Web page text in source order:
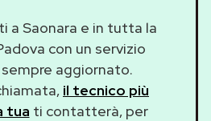
a Saonara e in tutta la
con un servizio
aggiornato.
il tecnico più
tua ti contatterà, per